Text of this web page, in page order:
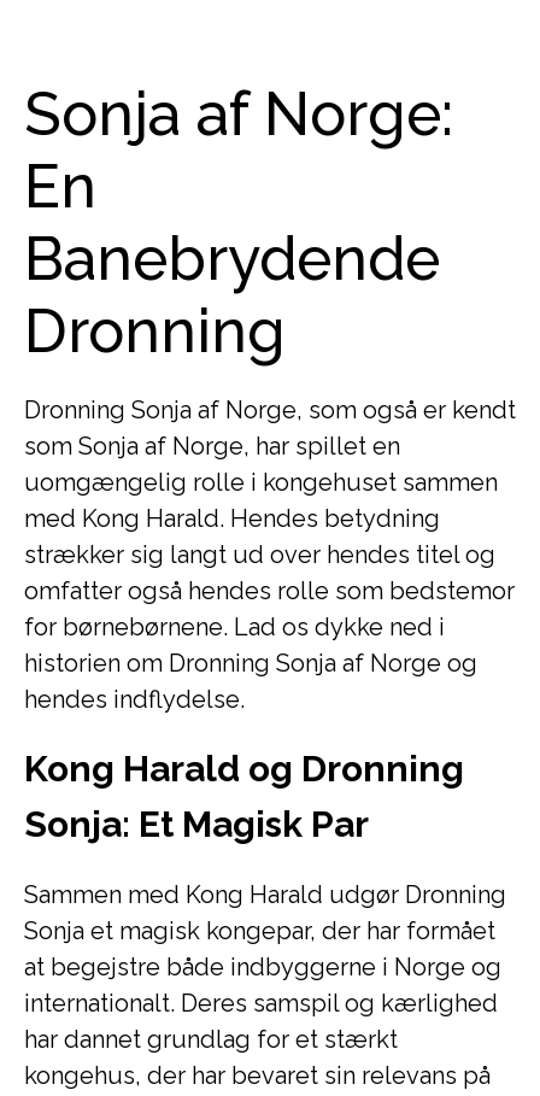
Sonja af Norge:
En
Banebrydende
Dronning
Dronning Sonja af Norge, som også er kendt
som Sonja af Norge, har spillet en
uomgængelig rolle i kongehuset sammen
med Kong Harald. Hendes betydning
strækker sig langt ud over hendes titel og
omfatter også hendes rolle som bedstemor
for børnebørnene. Lad os dykke ned i
historien om Dronning Sonja af Norge og
hendes indflydelse.
Kong Harald og Dronning
Sonja: Et Magisk Par
Sammen med Kong Harald udgør Dronning
Sonja et magisk kongepar, der har formået
at begejstre både indbyggerne i Norge og
internationalt. Deres samspil og kærlighed
har dannet grundlag for et stærkt
kongehus, der har bevaret sin relevans på